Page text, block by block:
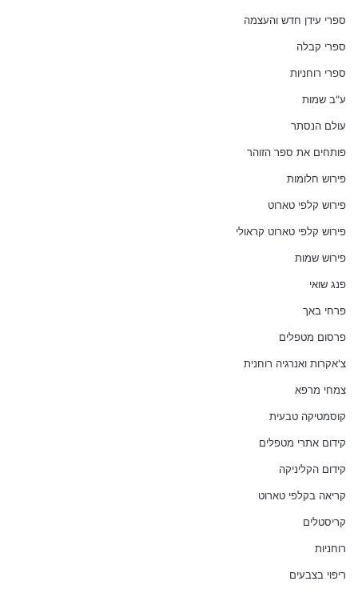
ספרי עידן חדש והעצמה
ספרי קבלה
ספרי רוחניות
ע"ב שמות
עולם הנסתר
פותחים את ספר הזוהר
פירוש חלומות
פירוש קלפי טארוט
פירוש קלפי טארוט קראולי
פירוש שמות
פנג שואי
פרחי באך
פרסום מטפלים
צ'אקרות ואנרגיה רוחנית
צמחי מרפא
קוסמטיקה טבעית
קידום אתרי מטפלים
קידום הקליניקה
קריאה בקלפי טארוט
קריסטלים
רוחניות
ריפוי בצבעים